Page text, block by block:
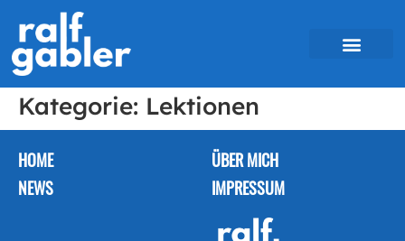
Kategorie: Lektionen
HOME
NEWS
ÜBER MICH
IMPRESSUM